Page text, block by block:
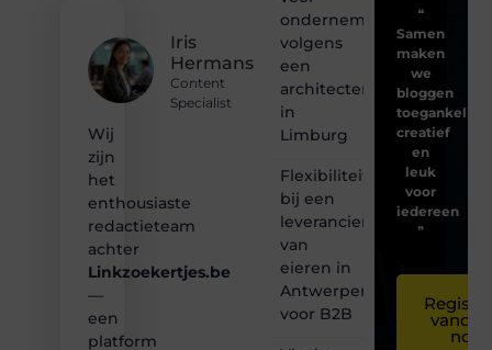
Iris
Hermans
Content
Specialist
Wij
zijn
het
enthousiaste
redactieteam
achter
Linkzoekertjes.be
—
een
platform
ondernemingen
volgens
een
architectenbureau
in
Limburg
Flexibiliteit
bij een
leverancier
van
eieren in
Antwerpen
voor B2B
❝
Samen
maken
we
bloggen
toegankelijk,
creatief
en
leuk
voor
iedereen
❞
nog